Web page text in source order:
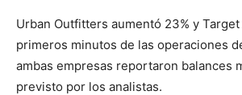
Urban Outfitters aumentó 23% y Target
primeros minutos de las operaciones
ambas empresas reportaron balances
previsto por los analistas.